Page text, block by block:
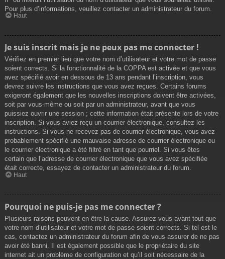
Pour plus d’informations, veuillez contacter un administrateur du forum.
Haut
Je suis inscrit mais je ne peux pas me connecter !
Vérifiez en premier lieu que votre nom d’utilisateur et votre mot de passe
soient corrects. Si la fonctionnalité de la COPPA est activée et que vous
avez spécifié avoir en dessous de 13 ans pendant l’inscription, vous
devrez suivre les instructions que vous avez reçues. Certains forums
exigeront également que les nouvelles inscriptions doivent être activées,
soit par vous-même ou soit par un administrateur, avant que vous
puissiez ouvrir une session ; cette information était présente lors de votre
inscription. Si vous aviez reçu un courrier électronique, consultez les
instructions. Si vous ne recevez pas de courrier électronique, vous avez
probablement spécifié une mauvaise adresse de courrier électronique ou
le courrier électronique a été filtré en tant que pourriel. Si vous êtes
certain que l’adresse de courrier électronique que vous avez spécifiée
était correcte, essayez de contacter un administrateur du forum.
Haut
Pourquoi ne puis-je pas me connecter ?
Plusieurs raisons peuvent en être la cause. Assurez-vous avant tout que
votre nom d’utilisateur et votre mot de passe soient corrects. Si tel est le
cas, contactez un administrateur du forum afin de vous assurer de ne pas
avoir été banni. Il est également possible que le propriétaire du site
internet ait un problème de configuration et qu’il soit nécessaire de la